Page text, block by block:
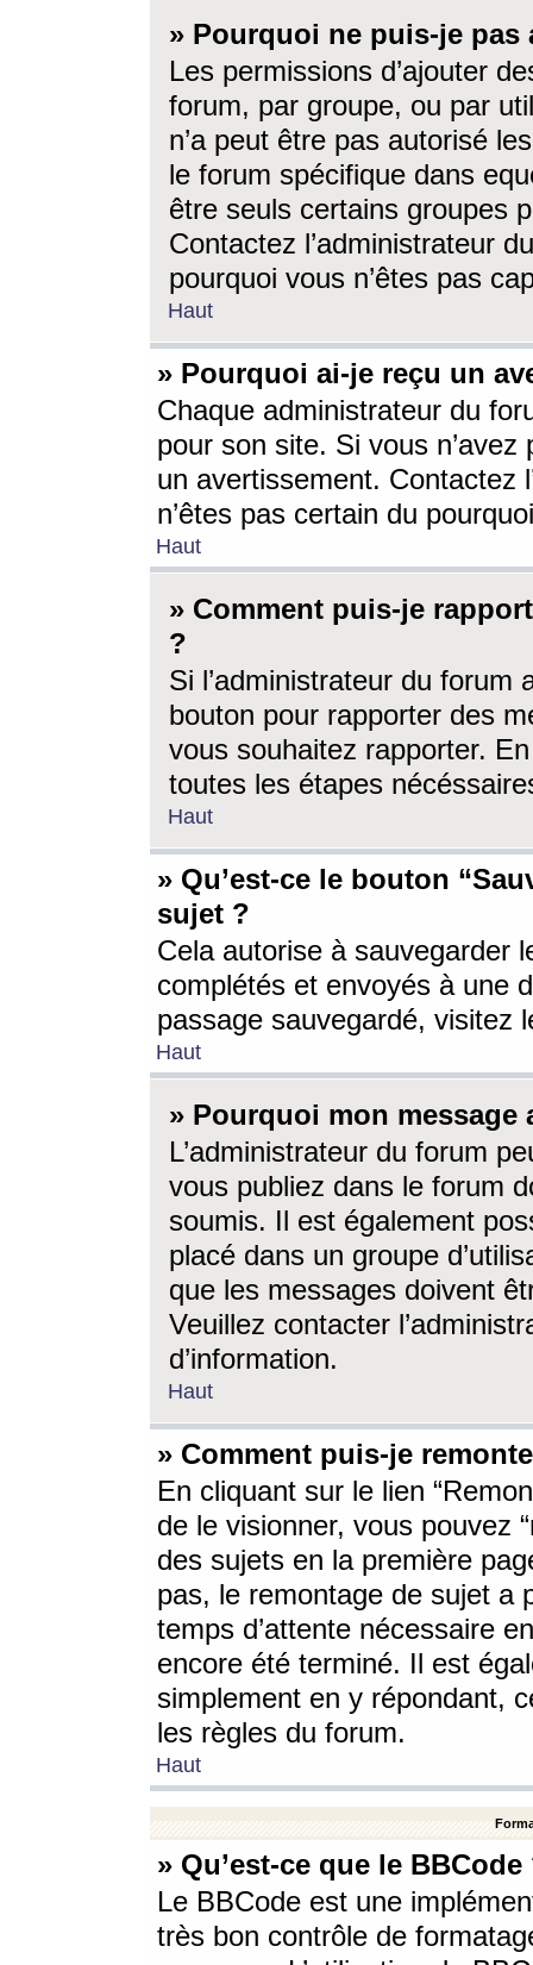
» Pourquoi ne puis-je
Les permissions d’ajouter
forum, par groupe, ou par
n’a peut être pas autorisé
le forum spécifique dans
être seuls certains groupes
Contactez l’administrateur
pourquoi vous n’êtes pas
Haut
» Pourquoi ai-je reçu un
Chaque administrateur du
pour son site. Si vous
un avertissement. Contactez
n’êtes pas certain du
Haut
» Comment puis-je
?
Si l’administrateur du forum
bouton pour rapporter des
vous souhaitez rapporter.
toutes les étapes
Haut
» Qu’est-ce le bouton
sujet ?
Cela autorise à sauvegarder
complétés et envoyés à une
passage sauvegardé, visitez
Haut
» Pourquoi mon message
L’administrateur du forum
vous publiez dans le forum
soumis. Il est également
placé dans un groupe
que les messages doivent
Veuillez contacter
d’information.
Haut
» Comment puis-je
En cliquant sur le lien
de le visionner, vous pouvez
des sujets en la première
pas, le remontage de sujet a
temps d’attente nécessaire
encore été terminé. Il est
simplement en y répondant,
les règles du forum.
Haut
» Qu’est-ce que le BBCode
Le BBCode est une
très bon contrôle de